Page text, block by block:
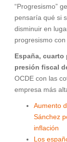
“Progresismo”
pensaría qué si
disminuir en
progresismo
España, cuarto
presión fiscal
OCDE con las
empresa más
Aumento
Sánchez
inflación
Los